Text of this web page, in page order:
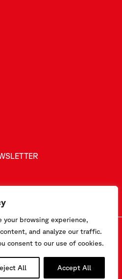
your browsing experience,
and analyze our traffic.
consent to our use of cookies.
All Accept All
– REA: 1413159 – Share Cap. €99.000,00
réalisé parPipeline Srl
-Politique de confidentialité et cookies-